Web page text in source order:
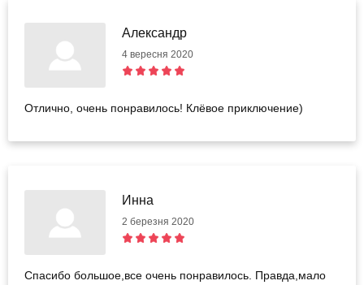
Александр
4 вересня 2020
Отлично, очень понравилось! Клёвое приключение)
Инна
2 березня 2020
Спасибо большое,все очень понравилось. Правда,мало